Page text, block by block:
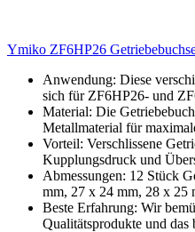
Ymiko ZF6HP26
Anwendung: Diese
sich für ZF6HP26- und
Material: Die
Metallmaterial für
Vorteil: Verschlissene
Kupplungsdruck und
Abmessungen: 12 Stück
mm, 27 x 24 mm, 28 x 25
Beste Erfahrung: Wir
Qualitätsprodukte und das